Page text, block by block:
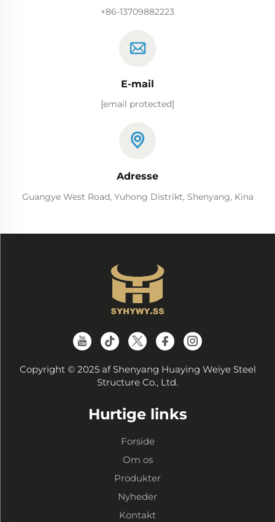
+86-13709882223
E-mail
[email protected]
Adresse
Guangye West Road, Yuhong Distrikt, Shenyang, Kina
Copyright © 2025 af Shenyang Huaying Weiye Steel
Structure Co., Ltd.
Hurtige links
Forside
Om os
Produkter
Nyheder
Kontakt